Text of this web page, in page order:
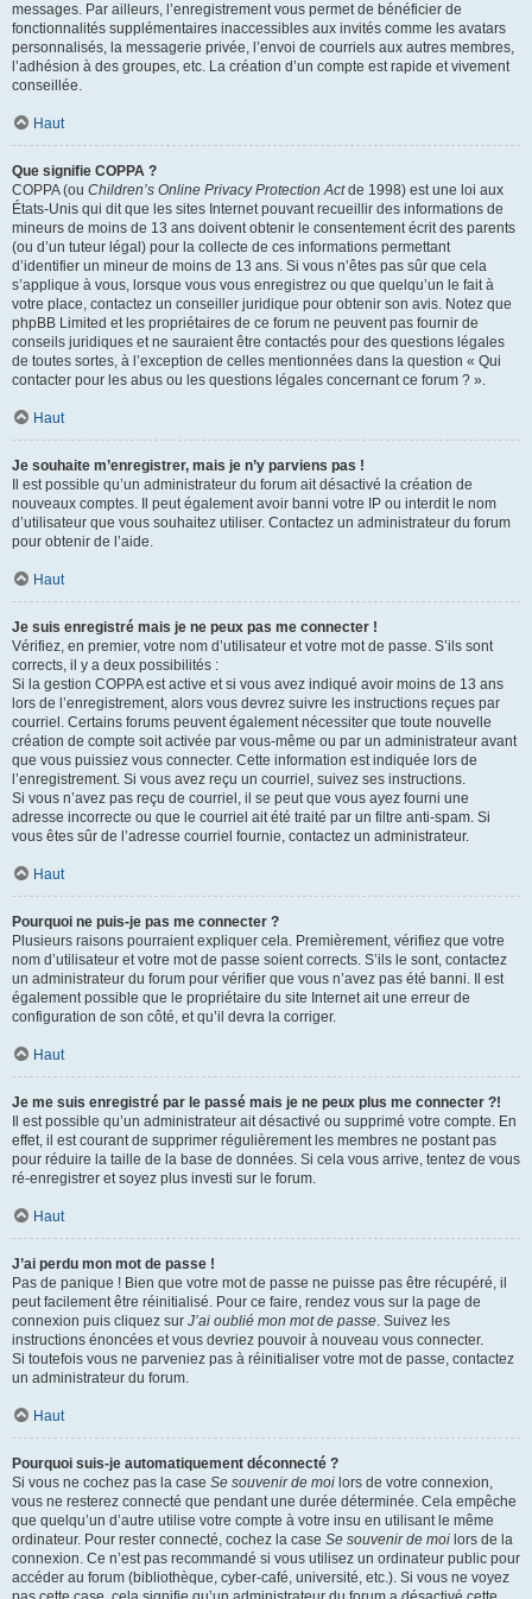
messages. Par ailleurs, l’enregistrement vous permet de bénéficier de
fonctionnalités supplémentaires inaccessibles aux invités comme les avatars
personnalisés, la messagerie privée, l’envoi de courriels aux autres membres,
l’adhésion à des groupes, etc. La création d’un compte est rapide et vivement
conseillée.
Haut
Que signifie COPPA ?
COPPA (ou Children’s Online Privacy Protection Actde 1998) est une loi aux
États-Unis qui dit que les sites Internet pouvant recueillir des informations de
mineurs de moins de 13 ans doivent obtenir le consentement écrit des parents
(ou d’un tuteur légal) pour la collecte de ces informations permettant
d’identifier un mineur de moins de 13 ans. Si vous n’êtes pas sûr que cela
s’applique à vous, lorsque vous vous enregistrez ou que quelqu’un le fait à
votre place, contactez un conseiller juridique pour obtenir son avis. Notez que
phpBB Limited et les propriétaires de ce forum ne peuvent pas fournir de
conseils juridiques et ne sauraient être contactés pour des questions légales
de toutes sortes, à l’exception de celles mentionnées dans la question « Qui
contacter pour les abus ou les questions légales concernant ce forum ? ».
Haut
Je souhaite m’enregistrer, mais je n’y parviens pas !
Il est possible qu’un administrateur du forum ait désactivé la création de
nouveaux comptes. Il peut également avoir banni votre IP ou interdit le nom
d’utilisateur que vous souhaitez utiliser. Contactez un administrateur du forum
pour obtenir de l’aide.
Haut
Je suis enregistré mais je ne peux pas me connecter !
Vérifiez, en premier, votre nom d’utilisateur et votre mot de passe. S’ils sont
corrects, il y a deux possibilités :
Si la gestion COPPA est active et si vous avez indiqué avoir moins de 13 ans
lors de l’enregistrement, alors vous devrez suivre les instructions reçues par
courriel. Certains forums peuvent également nécessiter que toute nouvelle
création de compte soit activée par vous-même ou par un administrateur avant
que vous puissiez vous connecter. Cette information est indiquée lors de
l’enregistrement. Si vous avez reçu un courriel, suivez ses instructions.
Si vous n’avez pas reçu de courriel, il se peut que vous ayez fourni une
adresse incorrecte ou que le courriel ait été traité par un filtre anti-spam. Si
vous êtes sûr de l’adresse courriel fournie, contactez un administrateur.
Haut
Pourquoi ne puis-je pas me connecter ?
Plusieurs raisons pourraient expliquer cela. Premièrement, vérifiez que votre
nom d’utilisateur et votre mot de passe soient corrects. S’ils le sont, contactez
un administrateur du forum pour vérifier que vous n’avez pas été banni. Il est
également possible que le propriétaire du site Internet ait une erreur de
configuration de son côté, et qu’il devra la corriger.
Haut
Je me suis enregistré par le passé mais je ne peux plus me connecter ?!
Il est possible qu’un administrateur ait désactivé ou supprimé votre compte. En
effet, il est courant de supprimer régulièrement les membres ne postant pas
pour réduire la taille de la base de données. Si cela vous arrive, tentez de vous
ré-enregistrer et soyez plus investi sur le forum.
Haut
J’ai perdu mon mot de passe !
Pas de panique ! Bien que votre mot de passe ne puisse pas être récupéré, il
peut facilement être réinitialisé. Pour ce faire, rendez vous sur la page de
connexion puis cliquez sur J’ai oublié mon mot de passe. Suivez les
instructions énoncées et vous devriez pouvoir à nouveau vous connecter.
Si toutefois vous ne parveniez pas à réinitialiser votre mot de passe, contactez
un administrateur du forum.
Haut
Pourquoi suis-je automatiquement déconnecté ?
Si vous ne cochez pas la case Se souvenir de moi lors de votre connexion,
vous ne resterez connecté que pendant une durée déterminée. Cela empêche
que quelqu’un d’autre utilise votre compte à votre insu en utilisant le même
ordinateur. Pour rester connecté, cochez la case Se souvenir de moi lors de la
connexion. Ce n’est pas recommandé si vous utilisez un ordinateur public pour
accéder au forum (bibliothèque, cyber-café, université, etc.). Si vous ne voyez